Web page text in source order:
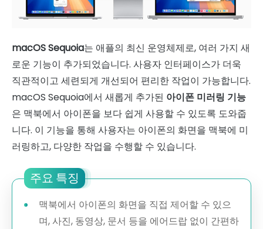
macOS Sequoia는 애플의 최신 운영체제로, 여러 가지 새
로운 기능이 추가되었습니다. 사용자 인터페이스가 더욱
직관적이고 세련되게 개선되어 편리한 작업이 가능합니다.
macOS Sequoia에서 새롭게 추가된 아이폰 미러링 기능
은 맥북에서 아이폰을 보다 쉽게 사용할 수 있도록 도와줍
니다. 이 기능을 통해 사용자는 아이폰의 화면을 맥북에 미
러링하고, 다양한 작업을 수행할 수 있습니다.
주요 특징
맥북에서 아이폰의 화면을 직접 제어할 수 있으
며, 사진, 동영상, 문서 등을 에어드랍 없이 간편하